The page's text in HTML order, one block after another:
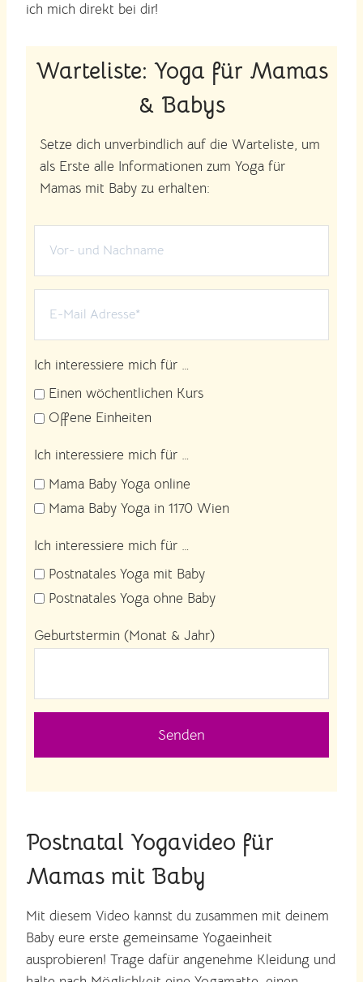
ich mich direkt bei dir!
Warteliste: Yoga für Mamas
& Babys
Setze dich unverbindlich auf die Warteliste, um
als Erste alle Informationen zum Yoga für
Mamas mit Baby zu erhalten:
Ich interessiere mich für …
Einen wöchentlichen Kurs
Offene Einheiten
Ich interessiere mich für …
Mama Baby Yoga online
Mama Baby Yoga in 1170 Wien
Ich interessiere mich für …
Postnatales Yoga mit Baby
Postnatales Yoga ohne Baby
Geburtstermin (Monat & Jahr)
Senden
Postnatal Yogavideo für
Mamas mit Baby
Mit diesem Video kannst du zusammen mit deinem
Baby eure erste gemeinsame Yogaeinheit
ausprobieren! Trage dafür angenehme Kleidung und